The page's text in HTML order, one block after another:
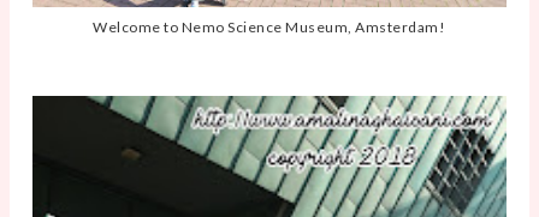
Welcome to Nemo Science Museum, Amsterdam!